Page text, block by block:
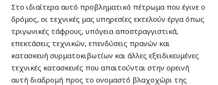
Στο ιδιαίτερα αυτό προβληματικό πέτρωμα που έγινε ο
δρόμος, οι τεχνικές μας υπηρεσίες εκτελούν έργα όπως
τριγωνικές τάφρους, υπόγεια αποστραγγιστικά,
επεκτάσεις τεχνικών, επενδύσεις πρανών και
κατασκευή συρματοκιβωτίων και άλλες εξειδικευμένες
τεχνικές κατασκευές που απαιτούνται στην ορεινή
αυτή διαδρομή προς το ονομαστό βλαχοχώρι της